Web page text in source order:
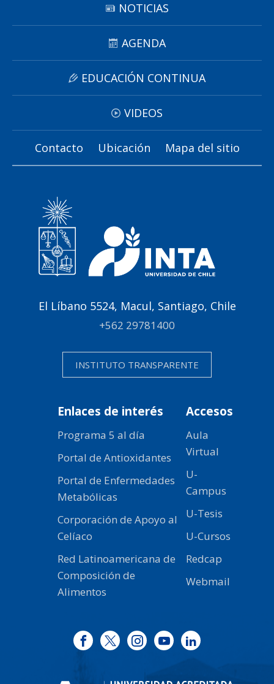
NOTICIAS
AGENDA
EDUCACIÓN CONTINUA
VIDEOS
Contacto Ubicación Mapa del sitio
El Líbano 5524, Macul, Santiago, Chile
+562 29781400
INSTITUTO TRANSPARENTE
Enlaces de interés
Programa 5 al día
Portal de Antioxidantes
Portal de Enfermedades
Metabólicas
Corporación de Apoyo al
Celíaco
Red Latinoamericana de
Composición de
Alimentos
Accesos
Aula
Virtual
U-
Campus
U-Tesis
U-Cursos
Redcap
Webmail